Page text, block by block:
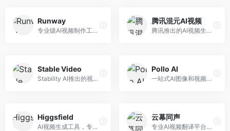
Runway
专业级AI视频制作工具，支持视频生成与编辑。面向影视制作人和创意工作者，提供文生视频、视频编辑、绿幕抠像等专业功能，视频处理能力强，适合专业创作场景。
腾讯混元AI视频
腾讯推出的AI视频生成工具，基于混元大模型。面向腾讯生态用户和内容创作者，支持文生视频、视频编辑等功能，与腾讯产品生态深度整合。
Stable Video
Stability AI推出的视频生成模型，开源可部署。面向开发者和专业创作者，支持视频生成、视频编辑等功能，开源生态完善，定制化程度高。
Pollo AI
一站式AI图像和视频创作平台，整合多种生成工具。面向内容创作者，提供文生图、文生视频、视频编辑等服务，创作工具全面，一站式体验便捷。
Higgsfield
AI视频生成工具，专注于高质量视频内容创作。面向视频创作者和营销人员，支持文生视频、视频编辑等功能，视频效果逼真，适合商业应用。
云幕同声
专业AI视频翻译平台，支持视频多语言配音和字幕生成。面向跨境电商和内容出海从业者，提供视频翻译、配音、字幕生成等服务，多语言支持完善。